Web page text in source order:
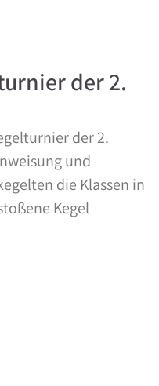
der 2.
der 2.
und
die Klassen in
Kegel